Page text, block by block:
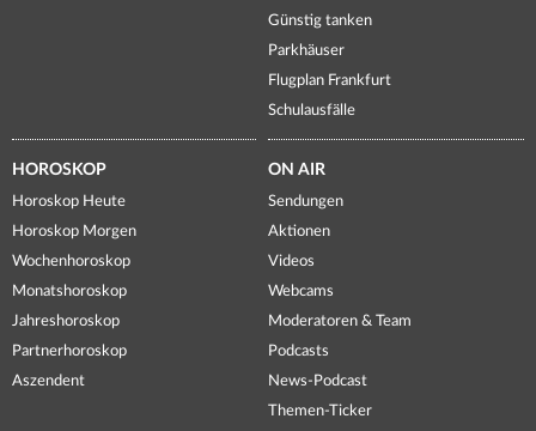
Günstig tanken
Parkhäuser
Flugplan Frankfurt
Schulausfälle
HOROSKOP
Horoskop Heute
Horoskop Morgen
Wochenhoroskop
Monatshoroskop
Jahreshoroskop
Partnerhoroskop
Aszendent
ON AIR
Sendungen
Aktionen
Videos
Webcams
Moderatoren & Team
Podcasts
News-Podcast
Themen-Ticker